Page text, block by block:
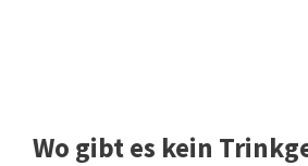
Wo gibt es kein